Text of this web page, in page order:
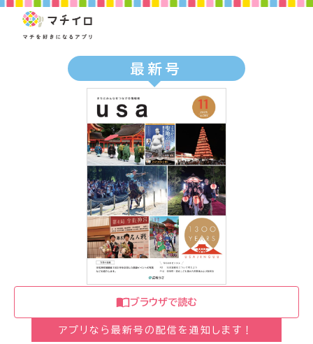
最新号
ブラウザで読む
アプリなら最新号の配信を通知します！